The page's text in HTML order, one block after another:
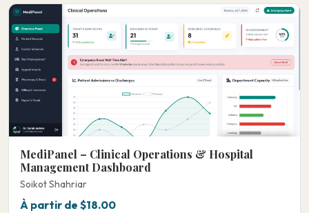
MediPanel – Clinical Operations & Hospital
Management Dashboard
Soikot Shahriar
À partir de $18.00